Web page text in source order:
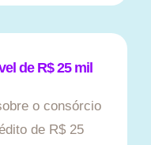
de R$ 25 mil
o consórcio
de R$ 25